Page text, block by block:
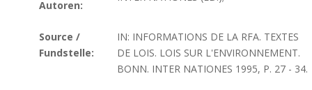
Autoren:
Source /
Fundstelle:
IN: INFORMATIONS DE LA RFA. TEXTES
DE LOIS. LOIS SUR L'ENVIRONNEMENT.
BONN. INTER NATIONES 1995, P. 27 - 34.